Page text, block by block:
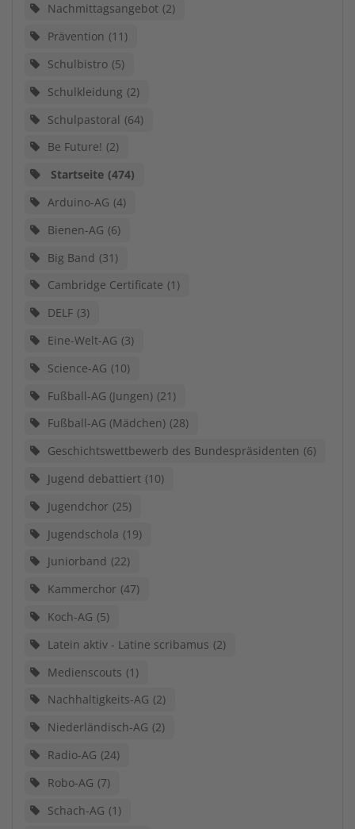
Nachmittagsangebot 2
Prävention 11
Schulbistro 5
Schulkleidung 2
Schulpastoral
64
Be Future! 2
Startseite 474
Arduino-AG 4
Bienen-AG 6
Big Band
31
Cambridge Certificate 1
DELF 3
Eine-Welt-AG 3
Science-AG 10
Fußball-AG (Jungen) 21
Fußball-AG (Mädchen) 28
Geschichtswettbewerb des Bundespräsidenten 6
Jugend debattiert 10
Jugendchor 25
Jugendschola 19
Juniorband
22
Kammerchor 47
Koch-AG 5
Latein aktiv - Latine scribamus 2
Medienscouts 1
Nachhaltigkeits-AG 2
Niederländisch-AG 2
Radio-AG 24
Robo-AG 7
Schach-AG 1